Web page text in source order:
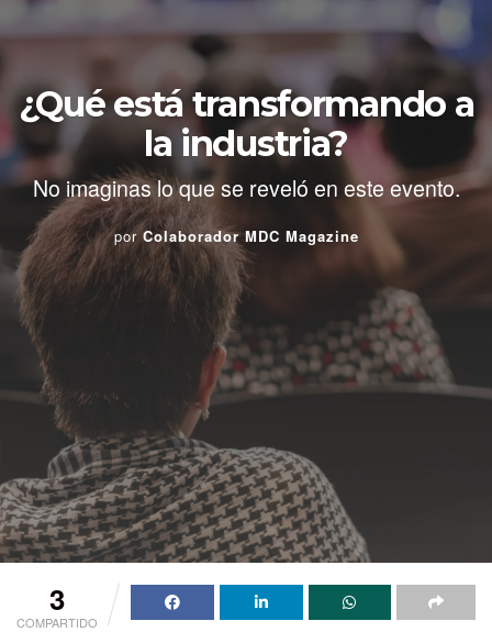
¿Qué está transformando a
la industria?
No imaginas lo que se reveló en este evento.
por Colaborador MDC Magazine
3
COMPARTIDO